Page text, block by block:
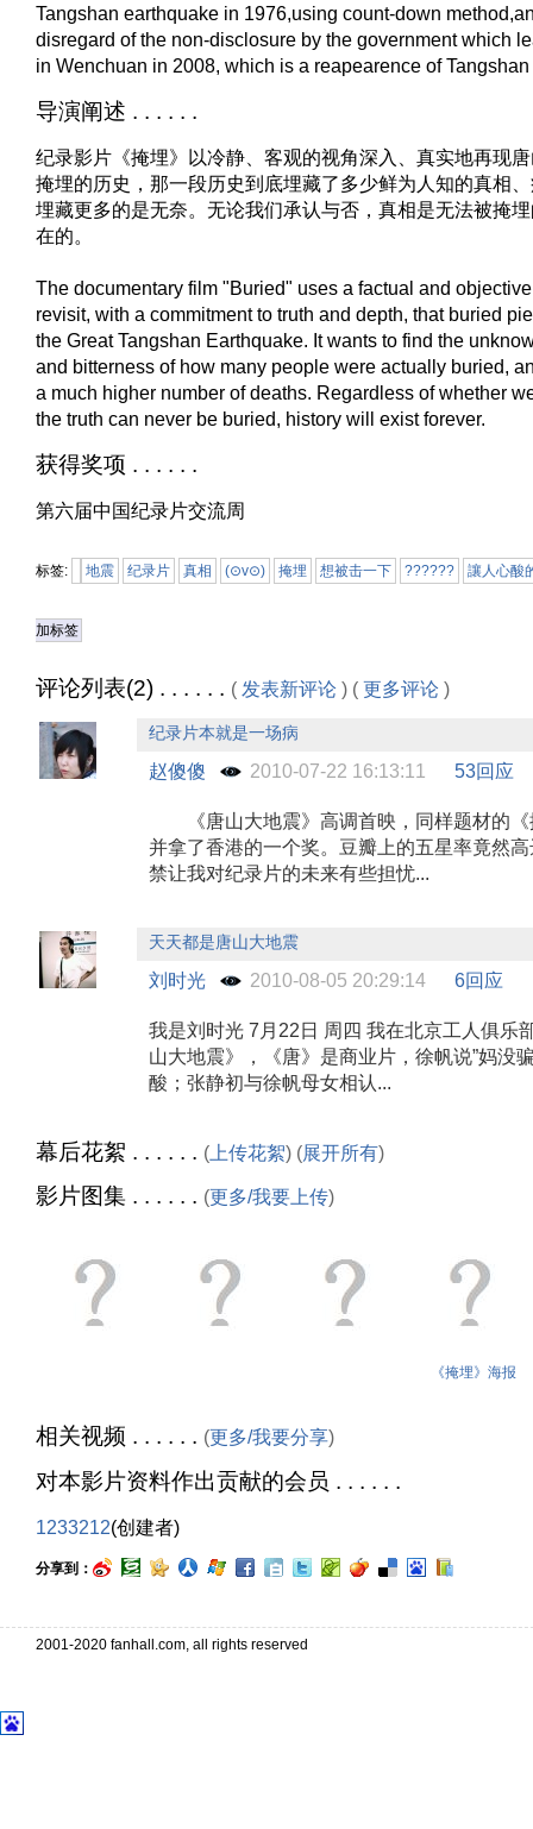
Tangshan earthquake in 1976,using count-down
disregard of the non-disclosure by the government which
in Wenchuan in 2008, which is a reapearence of
导演阐述 . . . . . .
纪录影片《掩埋》以冷静、客观的视角深入、真实地再现
掩埋的历史，那一段历史到底埋藏了多少鲜为人知的真相
埋藏更多的是无奈。无论我们承认与否，真相是无法被掩
在的。
The documentary film "Buried" uses a factual and
revisit, with a commitment to truth and depth, that buried
the Great Tangshan Earthquake. It wants to find the
and bitterness of how many people were actually buried,
a much higher number of deaths. Regardless of whether
the truth can never be buried, history will exist forever.
获得奖项 . . . . . .
第六届中国纪录片交流周
标签: 地震 纪录片 真相 (⊙v⊙) 掩埋 想被击一下 ?????? 讓人心酸
加标签
评论列表(2) . . . . . . ( 发表新评论 ) ( 更多评论 )
纪录片本就是一场病
赵傻傻 2010-07-22 16:13:11 53回应
《唐山大地震》高调首映，同样题材的《
并拿了香港的一个奖。豆瓣上的五星率竟然
禁让我对纪录片的未来有些担忧...
天天都是唐山大地震
刘时光 2010-08-05 20:29:14 6回应
我是刘时光 7月22日 周四 我在北京工人俱乐
山大地震》，《唐》是商业片，徐帆说”妈没
酸；张静初与徐帆母女相认...
幕后花絮 . . . . . . ( 上传花絮) (展开所有)
影片图集 . . . . . . (更多/我要上传)
《掩埋》海报
相关视频 . . . . . . (更多/我要分享)
对本影片资料作出贡献的会员 . . . . . .
1233212(创建者)
分享到：
2001-2020 fanhall.com, all rights reserved